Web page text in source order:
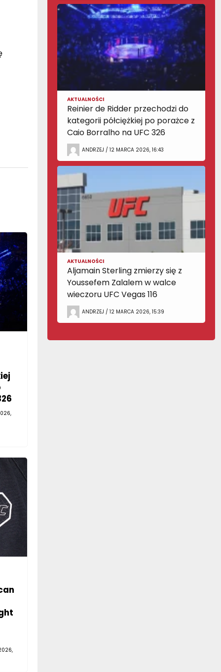
AKTUALNOŚCI
Reinier de Ridder przechodzi do
kategorii półciężkiej po porażce z
Caio Borralho na UFC 326
ANDRZEJ / 12 MARCA 2026, 16:43
AKTUALNOŚCI
Aljamain Sterling zmierzy się z
Youssefem Zalalem w walce
wieczoru UFC Vegas 116
ANDRZEJ / 12 MARCA 2026, 15:39